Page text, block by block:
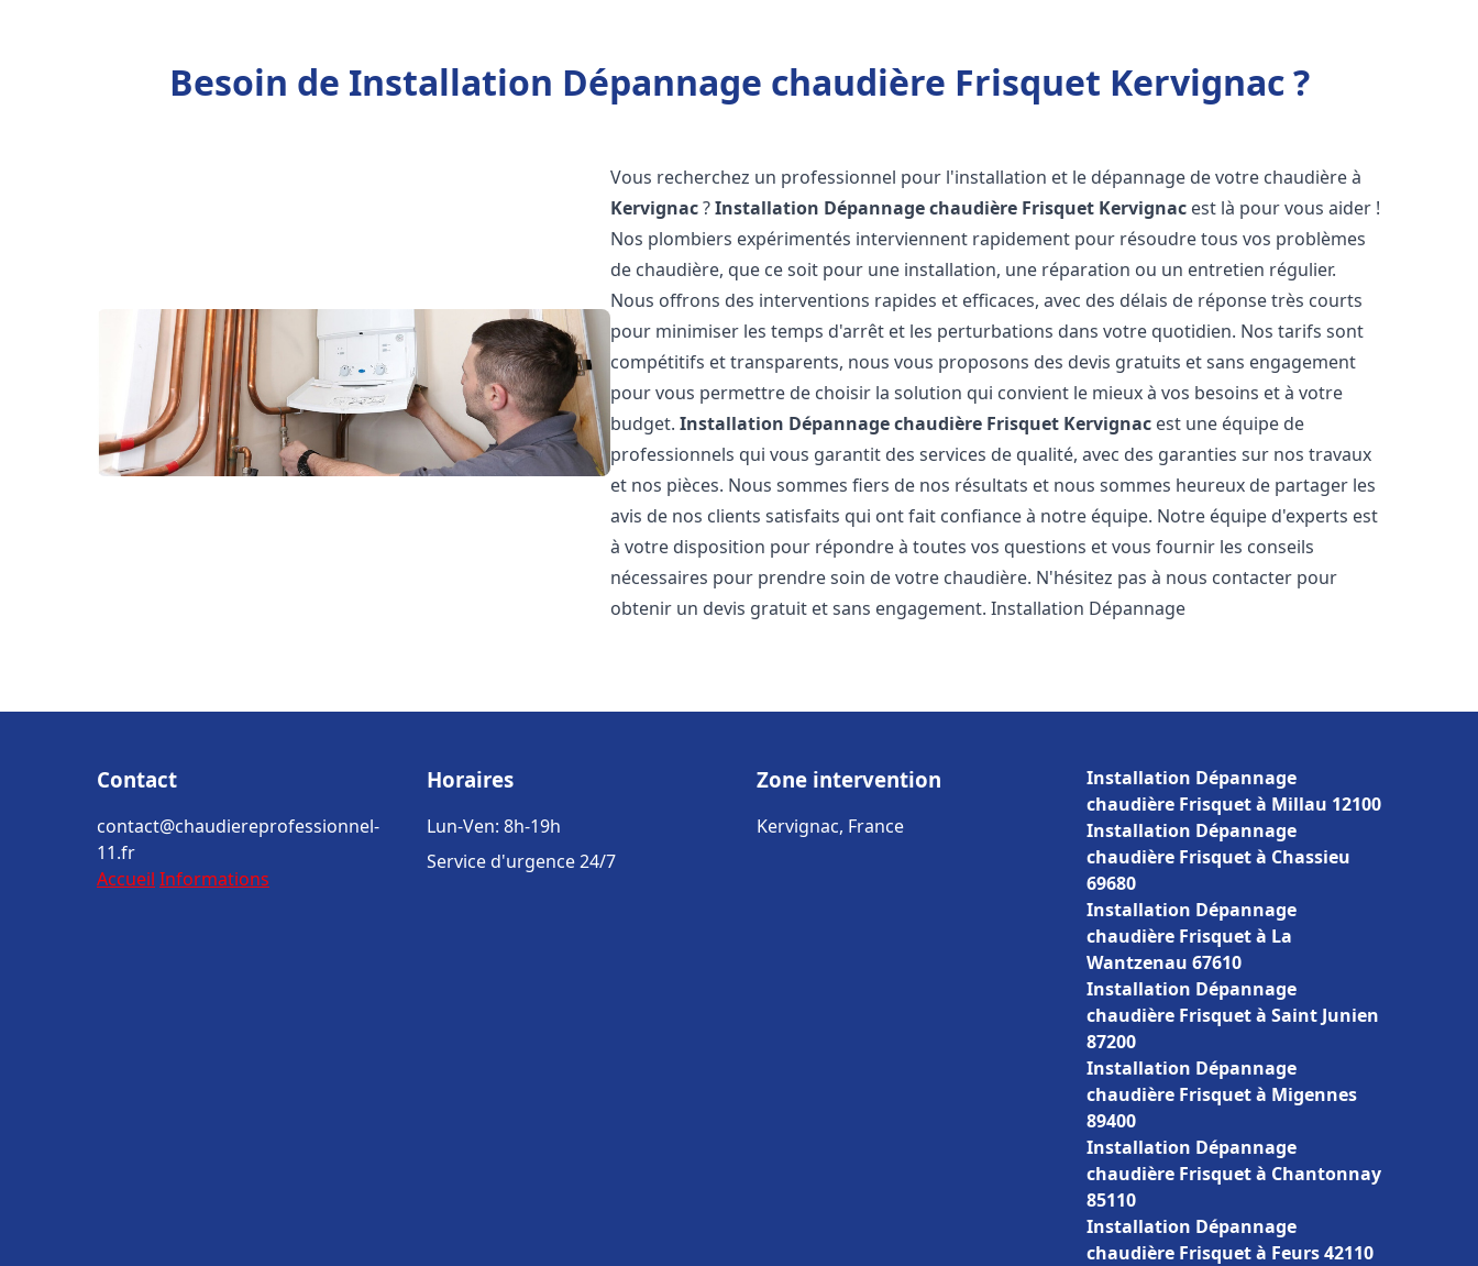
Besoin de Installation Dépannage chaudière Frisquet Kervignac ?
Vous recherchez un professionnel pour l'installation et le dépannage de votre chaudière à
Kervignac?Installation Dépannage chaudière Frisquet Kervignac est là pour vous aider !
Nos plombiers expérimentés interviennent rapidement pour résoudre tous vos problèmes
de chaudière, que ce soit pour une installation, une réparation ou un entretien régulier.
Nous offrons des interventions rapides et efficaces, avec des délais de réponse très courts
pour minimiser les temps d'arrêt et les perturbations dans votre quotidien. Nos tarifs sont
compétitifs et transparents, nous vous proposons des devis gratuits et sans engagement
pour vous permettre de choisir la solution qui convient le mieux à vos besoins et à votre
budget.Installation Dépannage chaudière Frisquet Kervignac est une équipe de
professionnels qui vous garantit des services de qualité, avec des garanties sur nos travaux
et nos pièces. Nous sommes fiers de nos résultats et nous sommes heureux de partager les
avis de nos clients satisfaits qui ont fait confiance à notre équipe. Notre équipe d'experts est
à votre disposition pour répondre à toutes vos questions et vous fournir les conseils
nécessaires pour prendre soin de votre chaudière. N'hésitez pas à nous contacter pour
obtenir un devis gratuit et sans engagement. Installation Dépannage
Contact
contact@chaudiereprofessionnel-
11.fr
Accueil Informations
Horaires
Lun-Ven: 8h-19h
Service d'urgence 24/7
Zone intervention
Kervignac, France
Installation Dépannage
chaudière Frisquet à Millau 12100
Installation Dépannage
chaudière Frisquet à Chassieu
69680
Installation Dépannage
chaudière Frisquet à La
Wantzenau 67610
Installation Dépannage
chaudière Frisquet à Saint Junien
87200
Installation Dépannage
chaudière Frisquet à Migennes
89400
Installation Dépannage
chaudière Frisquet à Chantonnay
85110
Installation Dépannage
chaudière Frisquet à Feurs 42110